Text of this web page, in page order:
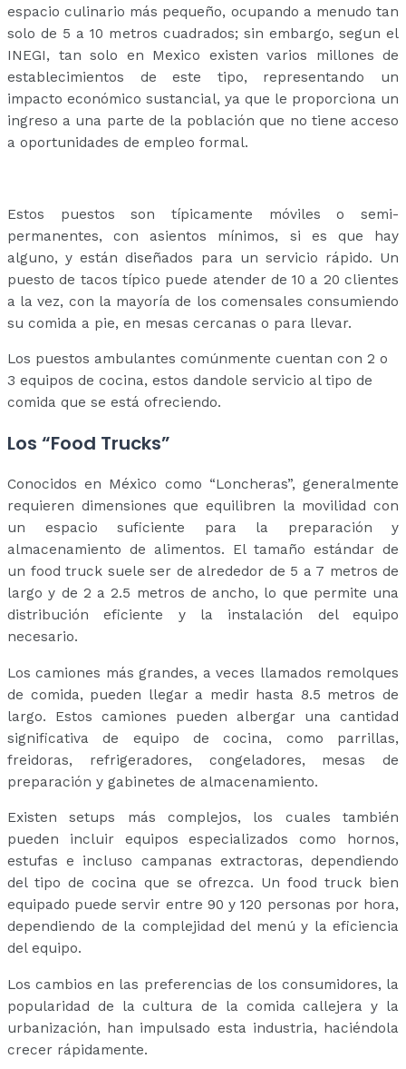
espacio culinario más pequeño, ocupando a menudo tan
solo de 5 a 10 metros cuadrados; sin embargo, segun el
INEGI, tan solo en Mexico existen varios millones de
establecimientos de este tipo, representando un
impacto económico sustancial, ya que le proporciona un
ingreso a una parte de la población que no tiene acceso
a oportunidades de empleo formal.
Estos puestos son típicamente móviles o semi-
permanentes, con asientos mínimos, si es que hay
alguno, y están diseñados para un servicio rápido. Un
puesto de tacos típico puede atender de 10 a 20 clientes
a la vez, con la mayoría de los comensales consumiendo
su comida a pie, en mesas cercanas o para llevar.
Los puestos ambulantes comúnmente cuentan con 2 o
3 equipos de cocina, estos dandole servicio al tipo de
comida que se está ofreciendo.
Los “Food Trucks”
Conocidos en México como “Loncheras”, generalmente
requieren dimensiones que equilibren la movilidad con
un espacio suficiente para la preparación y
almacenamiento de alimentos. El tamaño estándar de
un food truck suele ser de alrededor de 5 a 7 metros de
largo y de 2 a 2.5 metros de ancho, lo que permite una
distribución eficiente y la instalación del equipo
necesario.
Los camiones más grandes, a veces llamados remolques
de comida, pueden llegar a medir hasta 8.5 metros de
largo. Estos camiones pueden albergar una cantidad
significativa de equipo de cocina, como parrillas,
freidoras, refrigeradores, congeladores, mesas de
preparación y gabinetes de almacenamiento.
Existen setups más complejos, los cuales también
pueden incluir equipos especializados como hornos,
estufas e incluso campanas extractoras, dependiendo
del tipo de cocina que se ofrezca. Un food truck bien
equipado puede servir entre 90 y 120 personas por hora,
dependiendo de la complejidad del menú y la eficiencia
del equipo.
Los cambios en las preferencias de los consumidores, la
popularidad de la cultura de la comida callejera y la
urbanización, han impulsado esta industria, haciéndola
crecer rápidamente.